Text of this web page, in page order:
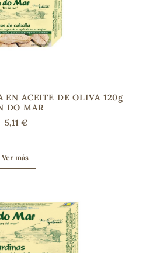
EN ACEITE DE OLIVA 120g
DO MAR
5,11 €
Ver más